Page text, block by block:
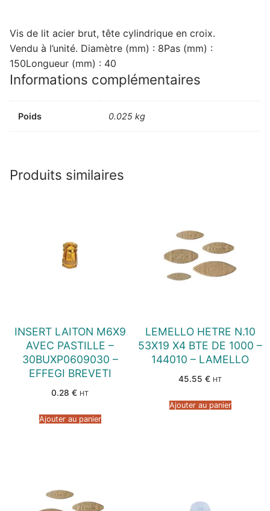
Vis de lit acier brut, tête cylindrique en croix.
Vendu à l’unité. Diamètre (mm) : 8Pas (mm) :
150Longueur (mm) : 40
Informations complémentaires
Poids 0.025 kg
Produits similaires
INSERT LAITON M6X9
AVEC PASTILLE –
30BUXP0609030 –
EFFEGI BREVETI
0.28 € HT
Ajouter au panier
LEMELLO HETRE N.10
53X19 X4 BTE DE 1000 –
144010 – LAMELLO
45.55 € HT
Ajouter au panier